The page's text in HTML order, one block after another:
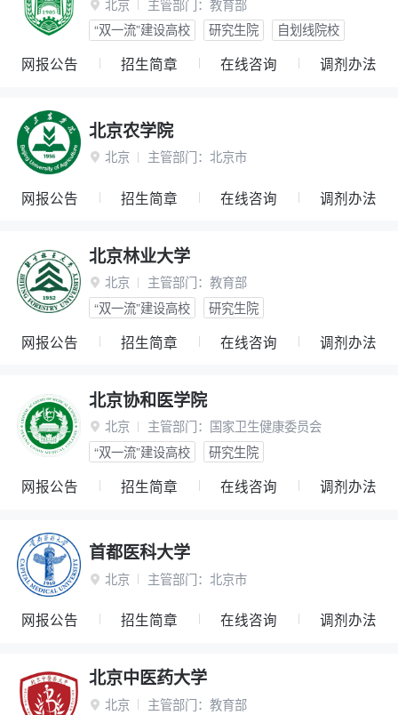
 北京 主管部门： 教育部
“双一流”建设高校
研究生院 自划线院校
网报公告 招生简章 在线咨询 调剂办法
北京农学院
 北京 主管部门： 北京市
网报公告 招生简章 在线咨询 调剂办法
北京林业大学
 北京 主管部门： 教育部
“双一流”建设高校
研究生院
网报公告 招生简章 在线咨询 调剂办法
北京协和医学院
 北京 主管部门： 国家卫生健康委员会
“双一流”建设高校
研究生院
网报公告 招生简章 在线咨询 调剂办法
首都医科大学
 北京 主管部门： 北京市
网报公告 招生简章 在线咨询 调剂办法
北京中医药大学
 北京 主管部门： 教育部